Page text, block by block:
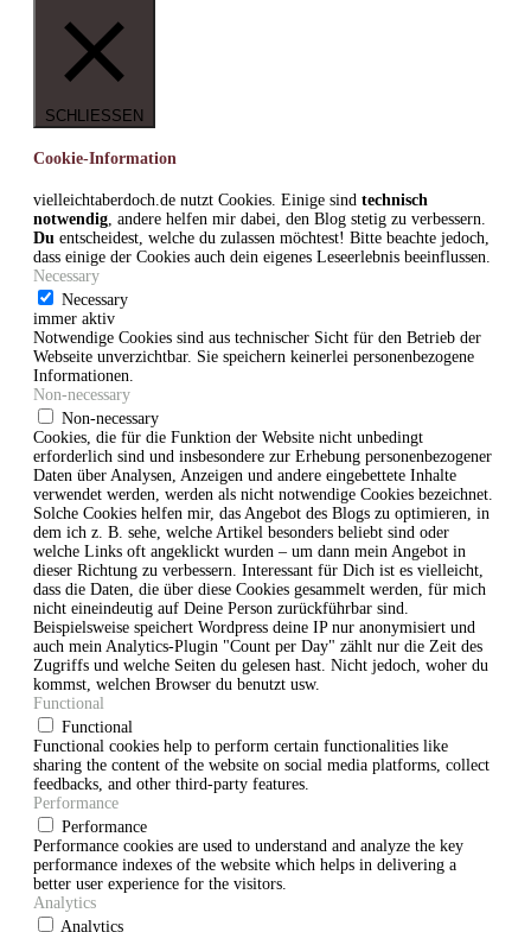
SCHLIESSEN
Cookie-Information
vielleichtaberdoch.de nutzt Cookies. Einige sind technisch
notwendig , andere helfen mir dabei, den Blog stetig zu verbessern.
Du entscheidest, welche du zulassen möchtest! Bitte beachte jedoch,
dass einige der Cookies auch dein eigenes Leseerlebnis beeinflussen.
Necessary
Necessary
immer aktiv
Notwendige Cookies sind aus technischer Sicht für den Betrieb der
Webseite unverzichtbar. Sie speichern keinerlei personenbezogene
Informationen.
Non-necessary
Non-necessary
Cookies, die für die Funktion der Website nicht unbedingt
erforderlich sind und insbesondere zur Erhebung personenbezogener
Daten über Analysen, Anzeigen und andere eingebettete Inhalte
verwendet werden, werden als nicht notwendige Cookies bezeichnet.
Solche Cookies helfen mir, das Angebot des Blogs zu optimieren, in
dem ich z. B. sehe, welche Artikel besonders beliebt sind oder
welche Links oft angeklickt wurden – um dann mein Angebot in
dieser Richtung zu verbessern. Interessant für Dich ist es vielleicht,
dass die Daten, die über diese Cookies gesammelt werden, für mich
nicht eineindeutig auf Deine Person zurückführbar sind.
Beispielsweise speichert Wordpress deine IP nur anonymisiert und
auch mein Analytics-Plugin "Count per Day" zählt nur die Zeit des
Zugriffs und welche Seiten du gelesen hast. Nicht jedoch, woher du
kommst, welchen Browser du benutzt usw.
Functional
Functional
Functional cookies help to perform certain functionalities like
sharing the content of the website on social media platforms, collect
feedbacks, and other third-party features.
Performance
Performance
Performance cookies are used to understand and analyze the key
performance indexes of the website which helps in delivering a
better user experience for the visitors.
Analytics
Analytics